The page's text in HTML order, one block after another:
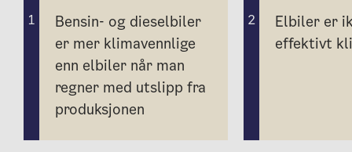
1
Bensin- og dieselbiler
er mer klimavennlige
enn elbiler når man
regner med utslipp fra
produksjonen
2
Elbiler er
effektivt